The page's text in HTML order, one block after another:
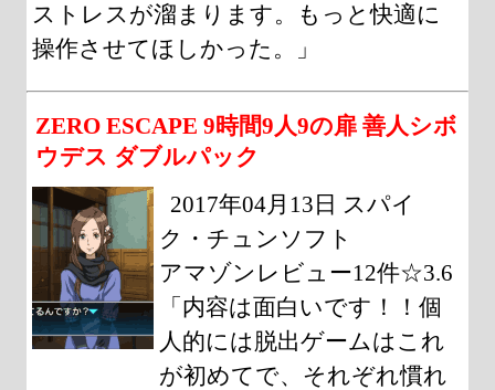
ストレスが溜まります。もっと快適に
操作させてほしかった。」
ZERO ESCAPE 9時間9人9の扉 善人シボ
ウデス ダブルパック
2017年04月13日 スパイ
ク・チュンソフト
アマゾンレビュー12件☆3.6
「内容は面白いです！！個
人的には脱出ゲームはこれ
が初めてで、それぞれ慣れ